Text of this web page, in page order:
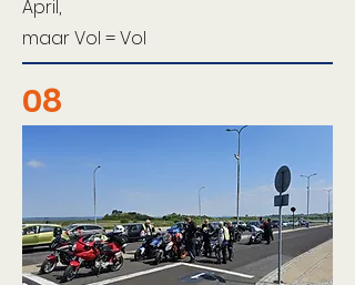
April,
maar Vol = Vol
08